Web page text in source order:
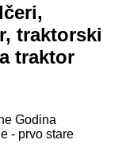
traktorski
traktor
Godina
- prvo stare